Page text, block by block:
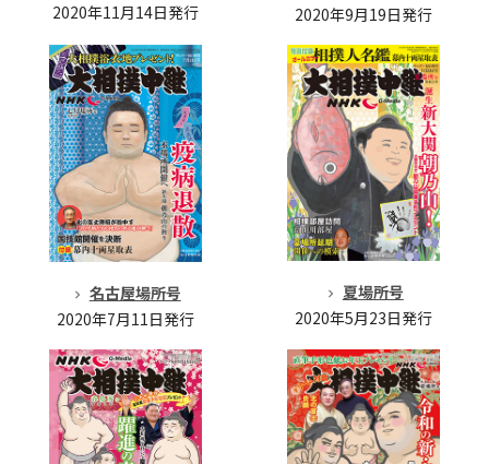
2020年11月14日発行
2020年9月19日発行
名古屋場所号
2020年7月11日発行
夏場所号
2020年5月23日発行